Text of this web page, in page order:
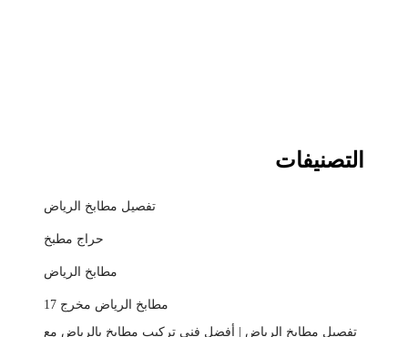
التصنيفات
تفصيل مطابخ الرياض
حراج مطبخ
مطابخ الرياض
مطابخ الرياض مخرج 17
تفصيل مطابخ الرياض | أفضل فني تركيب مطابخ بالرياض مع